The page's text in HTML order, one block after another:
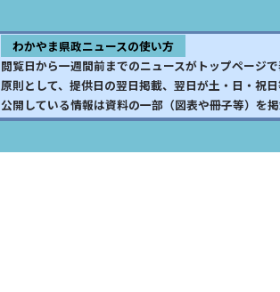
わかやま県政ニュースの使い方
閲覧日から一週間前までのニュースがトップページで
原則として、提供日の翌日掲載、翌日が土・日・祝
公開している情報は資料の一部（図表や冊子等）を掲